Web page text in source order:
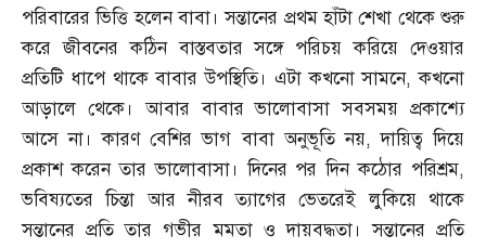
পরিবারের ভিত্তি হলেন বাবা। সন্তানের প্রথম হাঁটা শেখা থেকে শুরু
করে জীবনের কঠিন বাস্তবতার সঙ্গে পরিচয় করিয়ে দেওয়ার
প্রতিটি ধাপে থাকে বাবার উপস্থিতি। এটা কখনো সামনে,কখনো
আড়ালে থেকে। আবার বাবার ভালোবাসা সবসময় প্রকাশ্যে
আসে না। কারণ বেশির ভাগ বাবা অনুভূতি নয়,দায়িত্ব দিয়ে
প্রকাশ করেন তার ভালোবাসা। দিনের পর দিন কঠোর পরিশ্রম,
ভবিষ্যতের চিন্তা আর নীরব ত্যাগের ভেতরেই লুকিয়ে থাকে
সন্তানের প্রতি তার গভীর মমতা ও দায়বদ্ধতা। সন্তানের প্রতি